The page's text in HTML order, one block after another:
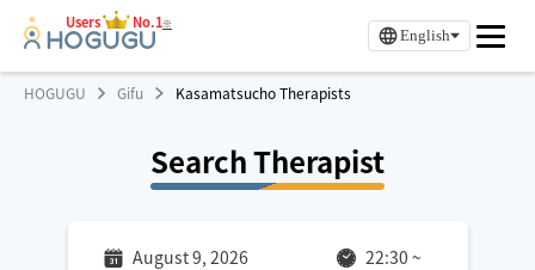
Users No.1※
English
HOGUGU Gifu Kasamatsucho Therapists
Search Therapist
August 9, 2026 22:30 ~